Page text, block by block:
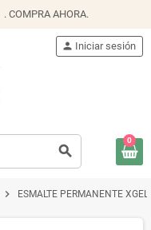
. COMPRA AHORA.
search
person Iniciar sesión
0
chevron_right ESMALTE PERMANENTE